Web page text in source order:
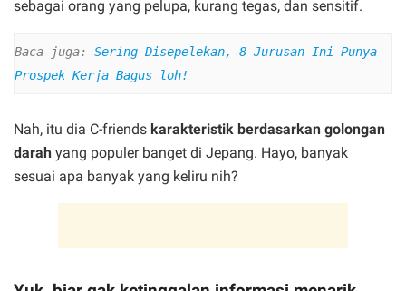
sebagai orang yang pelupa, kurang tegas, dan sensitif.
Baca juga:
Sering Disepelekan, 8 Jurusan Ini Punya
Prospek Kerja Bagus loh!
Nah, itu dia C-friends karakteristik berdasarkan golongan
darah yang populer banget di Jepang. Hayo, banyak
sesuai apa banyak yang keliru nih?